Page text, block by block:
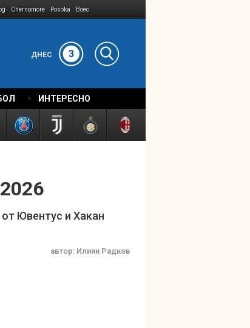
Chernomore Posoka Boec
ДНЕС 3
ИНТЕРЕСНО
Ювентус и Хакан
автор: Илиян Радков